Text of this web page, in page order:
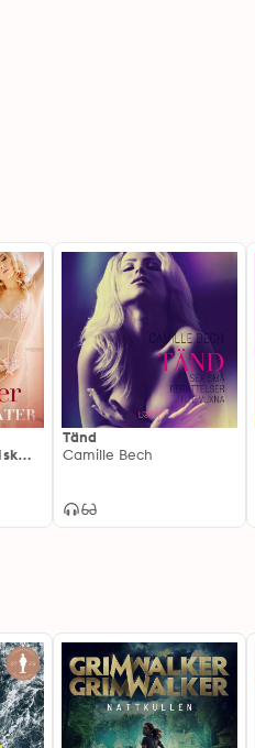
Tänd
Camille Bech